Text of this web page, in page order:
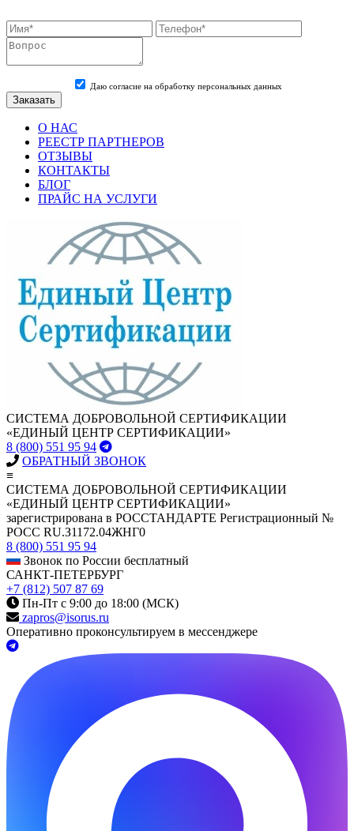
Даю согласие на обработку персональных данных
О НАС
РЕЕСТР ПАРТНЕРОВ
ОТЗЫВЫ
КОНТАКТЫ
БЛОГ
ПРАЙС НА УСЛУГИ
СИСТЕМА ДОБРОВОЛЬНОЙ СЕРТИФИКАЦИИ
«ЕДИНЫЙ ЦЕНТР СЕРТИФИКАЦИИ»
8 (800) 551 95 94
ОБРАТНЫЙ ЗВОНОК
≡
СИСТЕМА ДОБРОВОЛЬНОЙ СЕРТИФИКАЦИИ
«ЕДИНЫЙ ЦЕНТР СЕРТИФИКАЦИИ»
зарегистрирована в РОССТАНДАРТЕ Регистрационный №
РОСС RU.З1172.04ЖНГ0
8 (800) 551 95 94
Звонок по России бесплатный
САНКТ-ПЕТЕРБУРГ
+7 (812) 507 87 69
Пн-Пт с 9:00 до 18:00 (МСК)
zapros@isorus.ru
Оперативно проконсультируем в мессенджере